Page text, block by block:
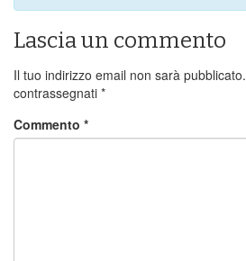
Lascia un commento
Il tuo indirizzo email non sarà pubblicato.
contrassegnati *
Commento *